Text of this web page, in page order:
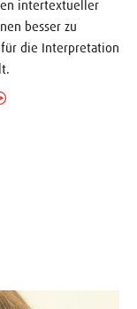
intertextueller
besser zu
die Interpretation